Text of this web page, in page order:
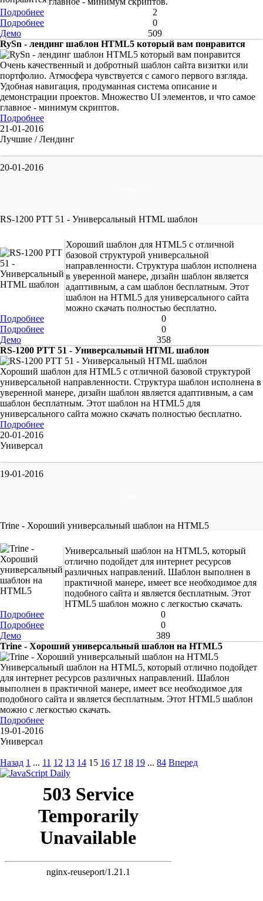
Подробнее
Подробнее
Демо
2
0
509
RySn - лендинг шаблон HTML5 который вам понравится
Очень качественный и добротный шаблон сайта визитки или
портфолио. Атмосфера чувствуется с самого первого взгляда.
Удобная навигация, продуманная система описание и
демонстрации проектов. Множество UI элементов, и что самое
главное - минимум скриптов.
Подробнее
21-01-2016
Лучшие / Лендинг
20-01-2016
RS-1200 PTT 51 - Универсальный HTML шаблон
Хороший шаблон для HTML5 с отличной
базовой структурой универсальной
направленности. Структура шаблон исполнена
в уверенной манере, дизайн шаблон является
адаптивным, а сам шаблон бесплатным. Этот
шаблон на HTML5 для универсального сайта
можно скачать полностью бесплатно.
Подробнее
Подробнее
Демо
0
0
358
RS-1200 PTT 51 - Универсальный HTML шаблон
Хороший шаблон для HTML5 с отличной базовой структурой
универсальной направленности. Структура шаблон исполнена в
уверенной манере, дизайн шаблон является адаптивным, а сам
шаблон бесплатным. Этот шаблон на HTML5 для
универсального сайта можно скачать полностью бесплатно.
Подробнее
20-01-2016
Универсал
19-01-2016
Trine - Хороший универсальный шаблон на HTML5
Универсальный шаблон на HTML5, который
отлично подойдет для интернет ресурсов
различных направлений. Шаблон выполнен в
практичной манере, имеет все необходимое для
подобного сайта и является бесплатным. Этот
HTML5 шаблон можно с легкостью скачать.
Подробнее
Подробнее
Демо
0
0
389
Trine - Хороший универсальный шаблон на HTML5
Универсальный шаблон на HTML5, который отлично подойдет
для интернет ресурсов различных направлений. Шаблон
выполнен в практичной манере, имеет все необходимое для
подобного сайта и является бесплатным. Этот HTML5 шаблон
можно с легкостью скачать.
Подробнее
19-01-2016
Универсал
Назад 1 ... 11 12 13 14 15 16 17 18 19 ... 84 Вперед